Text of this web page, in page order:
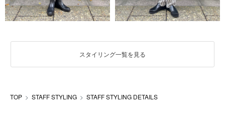
スタイリング一覧を見る
TOP STAFF STYLING STAFF STYLING DETAILS